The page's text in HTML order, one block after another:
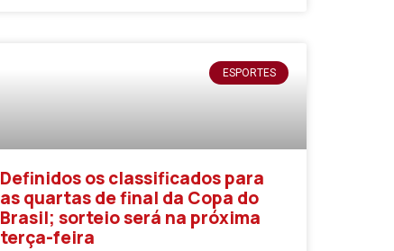
ESPORTES
Definidos os classificados para
as quartas de final da Copa do
Brasil; sorteio será na próxima
terça-feira